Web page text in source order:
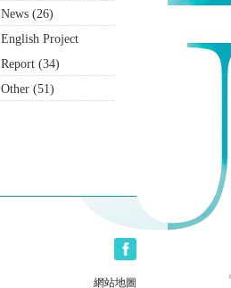
News (26)
English Project
Report (34)
Other (51)
Site MAP
網站地圖
About Us